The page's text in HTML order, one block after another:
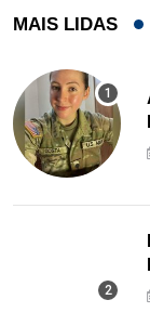
MAIS LIDAS